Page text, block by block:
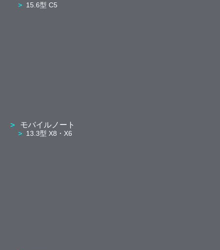
15.6型 C5
モバイルノート
13.3型 X8・X6